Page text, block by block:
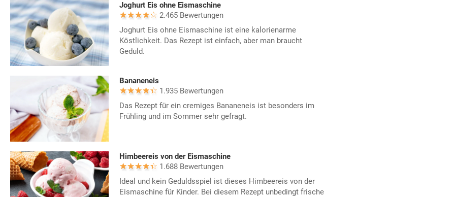
Joghurt Eis ohne Eismaschine
2.465 Bewertungen
Joghurt Eis ohne Eismaschine ist eine kalorienarme
Köstlichkeit. Das Rezept ist einfach, aber man braucht
Geduld.
Bananeneis
1.935 Bewertungen
Das Rezept für ein cremiges Bananeneis ist besonders im
Frühling und im Sommer sehr gefragt.
Himbeereis von der Eismaschine
1.688 Bewertungen
Ideal und kein Geduldsspiel ist dieses Himbeereis von der
Eismaschine für Kinder. Bei diesem Rezept unbedingt frische